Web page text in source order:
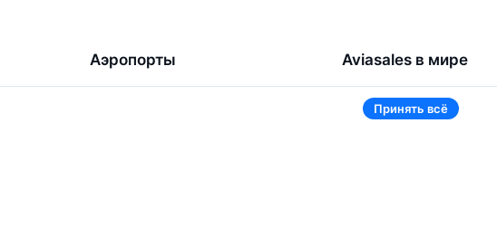
Аэропорты Aviasales в мире
Беларусь
Россия
Принять всё